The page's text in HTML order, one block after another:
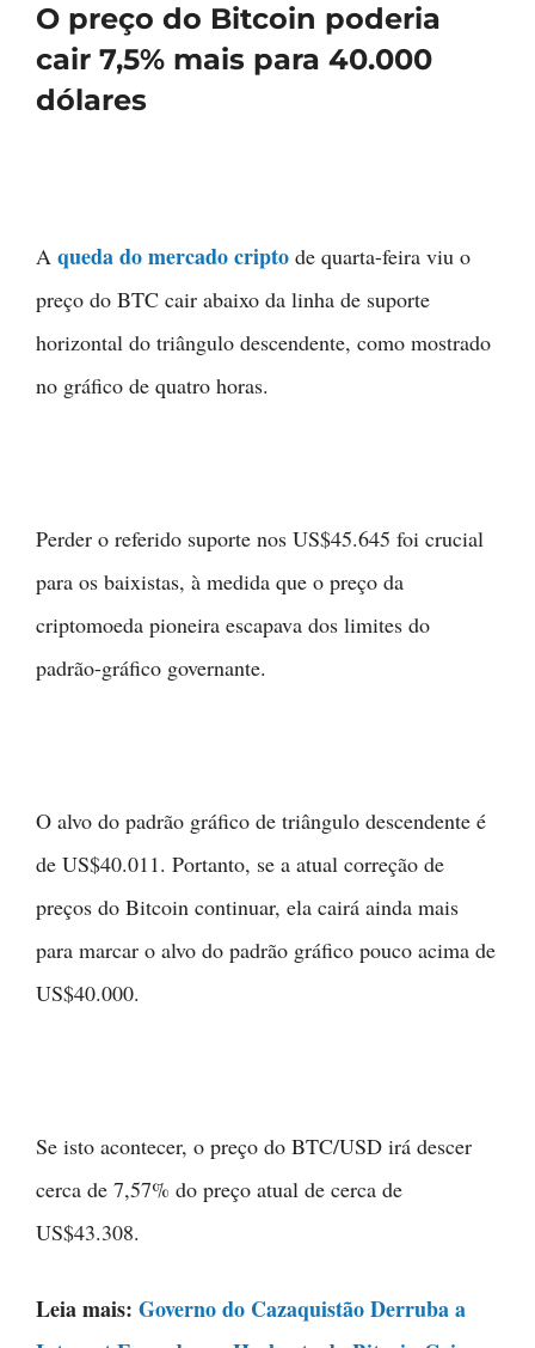
O preço do Bitcoin poderia
cair 7,5% mais para 40.000
dólares
A queda do mercado cripto de quarta-feira viu o
preço do BTC cair abaixo da linha de suporte
horizontal do triângulo descendente, como mostrado
no gráfico de quatro horas.
Perder o referido suporte nos US$45.645 foi crucial
para os baixistas, à medida que o preço da
criptomoeda pioneira escapava dos limites do
padrão-gráfico governante.
O alvo do padrão gráfico de triângulo descendente é
de US$40.011. Portanto, se a atual correção de
preços do Bitcoin continuar, ela cairá ainda mais
para marcar o alvo do padrão gráfico pouco acima de
US$40.000.
Se isto acontecer, o preço do BTC/USD irá descer
cerca de 7,57% do preço atual de cerca de
US$43.308.
Leia mais: Governo do Cazaquistão Derruba a